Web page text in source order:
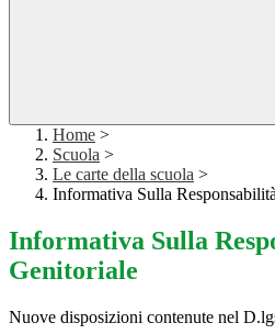
Home >
Scuola >
Le carte della scuola >
Informativa Sulla
Informativa Sulla
Genitoriale
Nuove disposizioni contenute nel